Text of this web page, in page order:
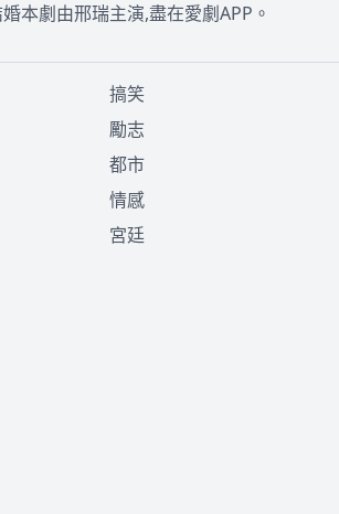
本劇由邢瑞主演,盡在愛劇APP。
搞笑
勵志
都市
情感
宮廷